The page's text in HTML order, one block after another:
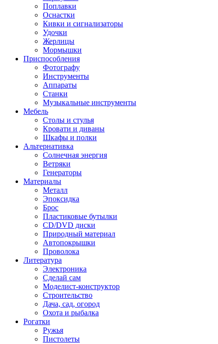
Поплавки
Оснастки
Кивки и сигнализаторы
Удочки
Жерлицы
Мормышки
Приспособления
Фотографу
Инструменты
Аппараты
Станки
Музыкальные инструменты
Мебель
Столы и стулья
Кровати и диваны
Шкафы и полки
Альтернативка
Солнечная энергия
Ветряки
Генераторы
Материалы
Металл
Эпоксидка
Брос
Пластиковые бутылки
CD/DVD диски
Природный материал
Автопокрышки
Проволока
Литература
Электроника
Сделай сам
Моделист-конструктор
Строительство
Дача, сад, огород
Охота и рыбалка
Рогатки
Ружья
Пистолеты